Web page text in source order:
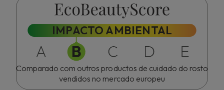
IMPACTO AMBIENTAL
Comparado com outros productos de cuidado do rosto
vendidos no mercado europeu